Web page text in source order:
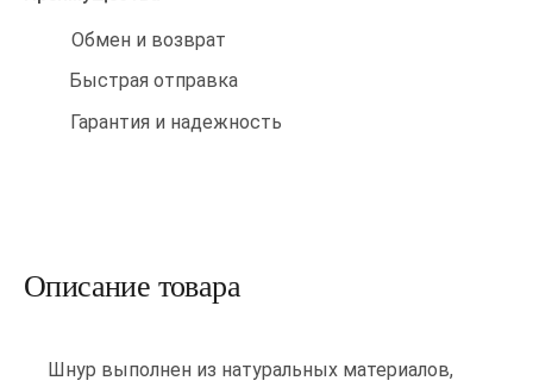
Обмен и возврат
Быстрая отправка
Гарантия и надежность
Описание товара
Шнур выполнен из натуральных материалов,